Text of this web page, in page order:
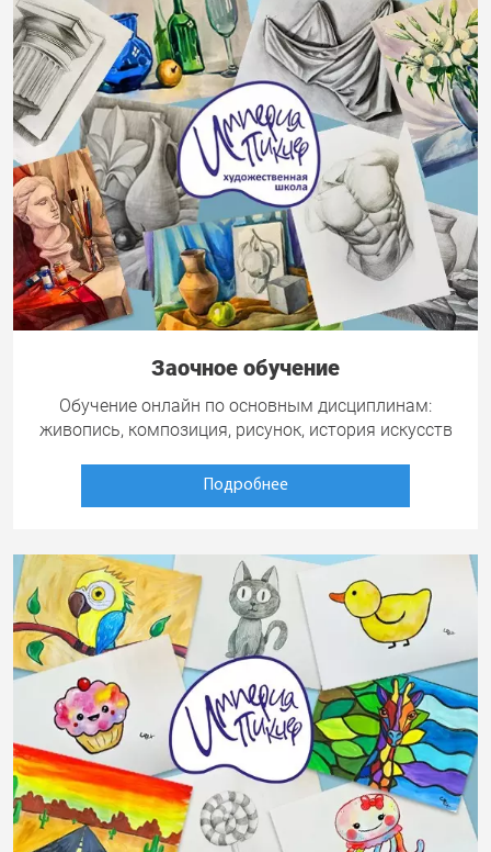
Заочное обучение
Обучение онлайн по основным дисциплинам:
живопись, композиция, рисунок, история искусств
Подробнее